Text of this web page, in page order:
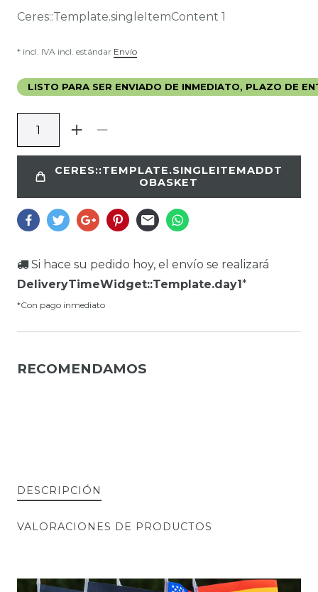
Ceres::Template.singleItemContent 1
* incl. IVA incl. estándar Envío
LISTO PARA SER ENVIADO DE INMEDIATO, PLAZO DE
CERES::TEMPLATE.SINGLEITEMADDT
OBASKET
Si hace su pedido hoy, el envío se realizará
DeliveryTimeWidget::Template.day1*
*Con pago inmediato
RECOMENDAMOS
DESCRIPCIÓN
VALORACIONES DE PRODUCTOS